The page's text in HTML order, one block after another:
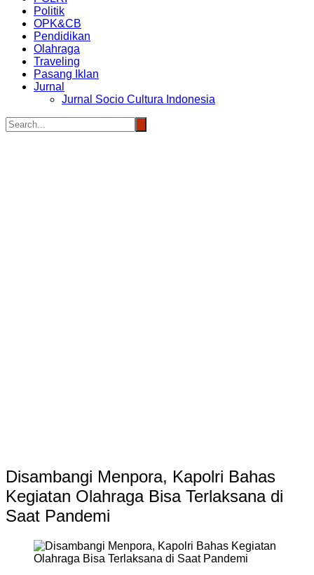
Politik
OPK&CB
Pendidikan
Olahraga
Traveling
Pasang Iklan
Jurnal
Jurnal Socio Cultura Indonesia
Disambangi Menpora, Kapolri Bahas
Kegiatan Olahraga Bisa Terlaksana di
Saat Pandemi